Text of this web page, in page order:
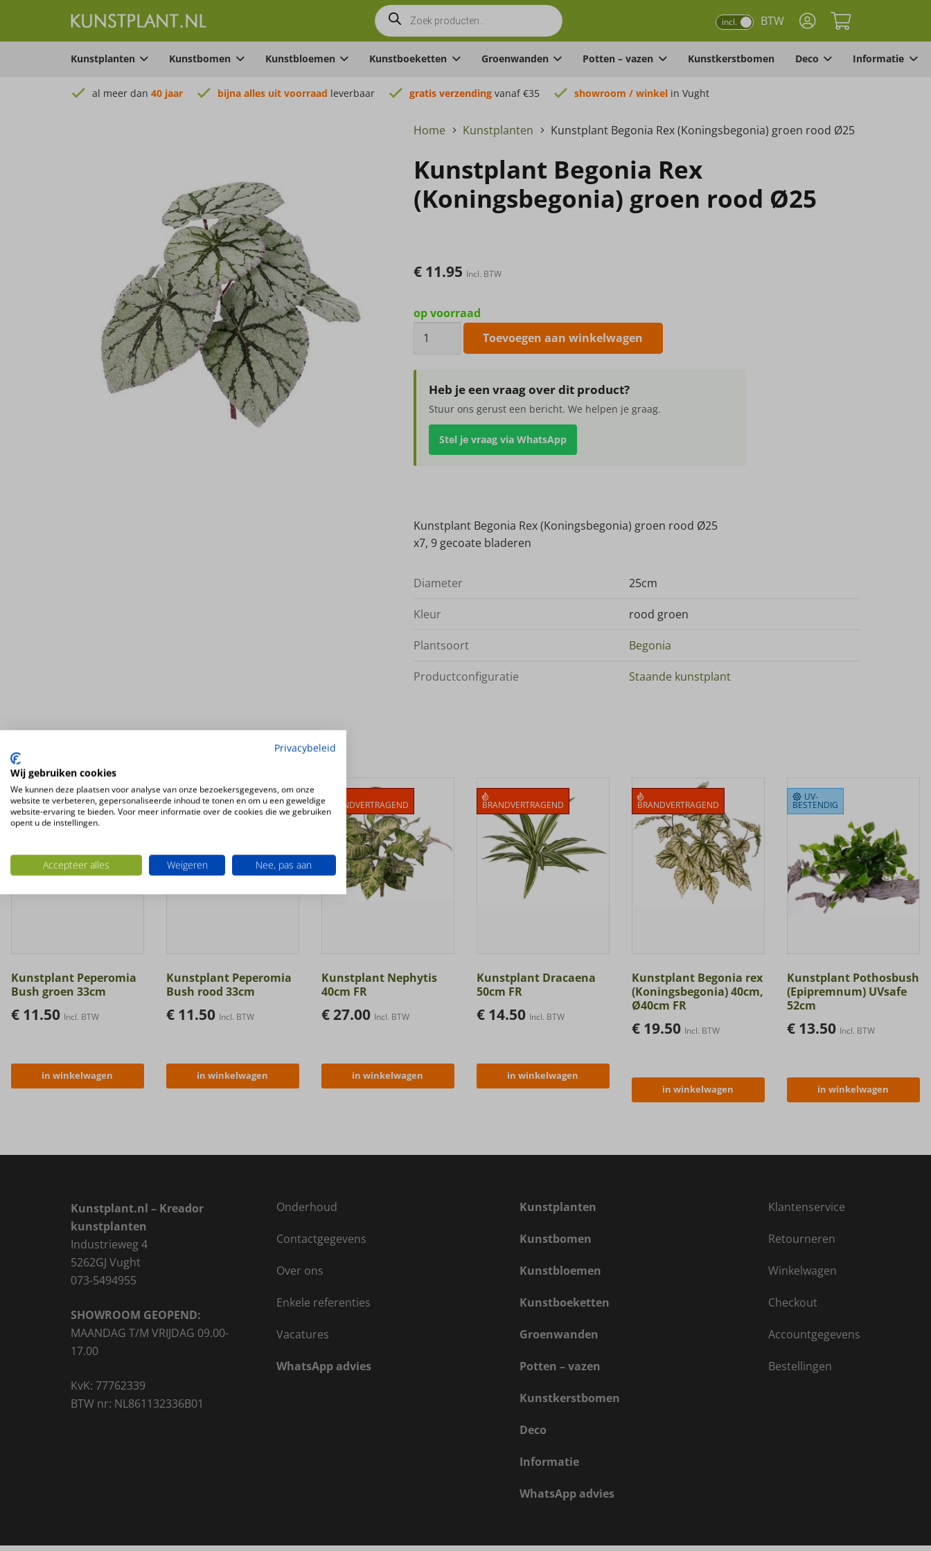
Producten
zoeken incl. BTW
Kunstplanten Kunstbomen Kunstbloemen Kunstboeketten Groenwanden Potten – vazen Kunstkerstbomen Deco Informatie
al meer dan 40 jaar bijna alles uit voorraad leverbaar gratis verzending vanaf €35 showroom / winkel in Vught
Home Kunstplanten Kunstplant Begonia Rex (Koningsbegonia) groen rood Ø25
Kunstplant Begonia Rex
(Koningsbegonia) groen rood Ø25
€11.95 Incl. BTW
op voorraad
Kunstplant
Rex
(Koningsbegonia)
groen
aantal
Toevoegen aan winkelwagen
Heb je een vraag over dit product?
Stuur ons gerust een bericht. We helpen je graag.
Stel je vraag via WhatsApp
Kunstplant Begonia Rex (Koningsbegonia) groen rood Ø25
x7, 9 gecoate bladeren
Diameter 25cm
Kleur rood groen
Plantsoort Begonia
Productconfiguratie Staande kunstplant
Kunstplant Peperomia
Bush groen 33cm
€ 11.50 Incl. BTW
in winkelwagen
Kunstplant Peperomia
Bush rood 33cm
€11.50 Incl. BTW
in winkelwagen
Kunstplant Nephytis
40cm FR
€27.00 Incl. BTW
in winkelwagen
BRANDVERTRAGEND
Kunstplant Dracaena
50cm FR
€14.50 Incl. BTW
in winkelwagen
BRANDVERTRAGEND
Kunstplant Begonia rex
(Koningsbegonia) 40cm,
Ø40cm FR
€19.50 Incl. BTW
in winkelwagen
BRANDVERTRAGEND
Kunstplant Pothosbush
(Epipremnum) UVsafe
52cm
€13.50 Incl. BTW
in winkelwagen
UV-
BESTENDIG
Kunstplant.nl – Kreador
kunstplanten
Industrieweg 4
5262GJ Vught
073-5494955
SHOWROOM GEOPEND:
MAANDAG T/M VRIJDAG 09.00-
17.00
KvK: 77762339
BTW nr: NL861132336B01
Onderhoud
Contactgegevens
Over ons
Enkele referenties
Vacatures
WhatsApp advies
Kunstplanten
Kunstbomen
Kunstbloemen
Kunstboeketten
Groenwanden
Potten – vazen
Kunstkerstbomen
Deco
Informatie
WhatsApp advies
Klantenservice
Retourneren
Winkelwagen
Checkout
Accountgegevens
Bestellingen
Privacybeleid
Wij gebruiken cookies
We kunnen deze plaatsen voor analyse van onze bezoekersgegevens, om onze
website te verbeteren, gepersonaliseerde inhoud te tonen en om u een geweldige
website-ervaring te bieden. Voor meer informatie over de cookies die we gebruiken
opent u de instellingen.
Accepteer alles Weigeren Nee, pas aan